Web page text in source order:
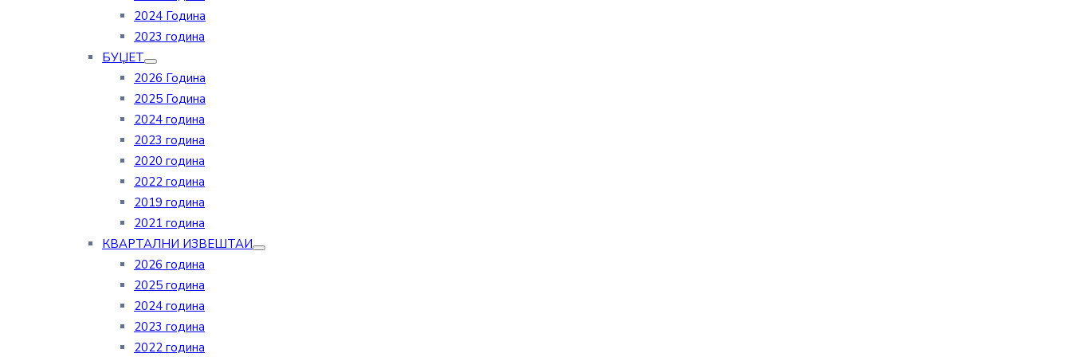
2024 Година
2023 година
БУЏЕТ
2026 Година
2025 Година
2024 година
2023 година
2020 година
2022 година
2019 година
2021 година
КВАРТАЛНИ ИЗВЕШТАИ
2026 година
2025 година
2024 година
2023 година
2022 година